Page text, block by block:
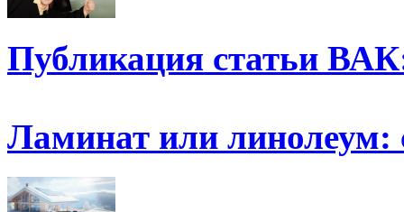
Публикация статьи
Ламинат или линолеум: